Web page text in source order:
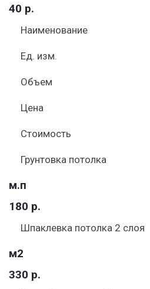
40 р.
Наименование
Ед. изм.
Объем
Цена
Стоимость
Грунтовка потолка
м.п
180 р.
Шпаклевка потолка 2 слоя
м2
330 р.